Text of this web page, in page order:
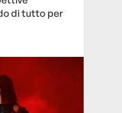
di tutto per